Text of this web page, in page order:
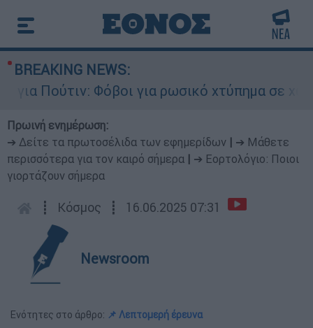
BREAKING NEWS:
Πούτιν: Φόβοι για ρωσικό χτύπημα σε
Πρωινή ενημέρωση:
➔ Δείτε τα πρωτοσέλιδα των εφημερίδων
➔ Μάθετε
περισσότερα για τον καιρό σήμερα
➔ Εορτολόγιο: Ποιοι
γιορτάζουν σήμερα
┋ Κόσμος ┋ 16.06.2025 07:31
Newsroom
Ενότητες στο άρθρο: 📌 Λεπτομερή έρευνα